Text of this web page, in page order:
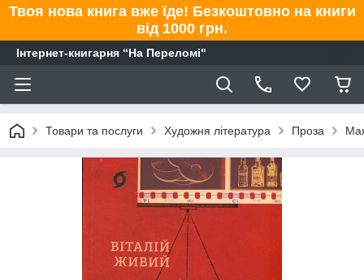
Твоя нова книга вже їде! Безкоштовно на книги
від 1000 грн.
Інтернет-книгарня “На Переломі"
Товари та послуги Художня література Проза